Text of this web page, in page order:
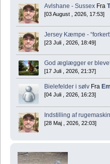
Avlshane - Sussex Fra
[03 August , 2026, 17:53]
Jersey Kæmpe -
[23 Juli , 2026, 18:49]
God æglægger er
[17 Juli , 2026, 21:37]
Bielefelder i sølv Fra
[04 Juli , 2026, 16:23]
Indstilling af
[28 Maj , 2026, 22:03]